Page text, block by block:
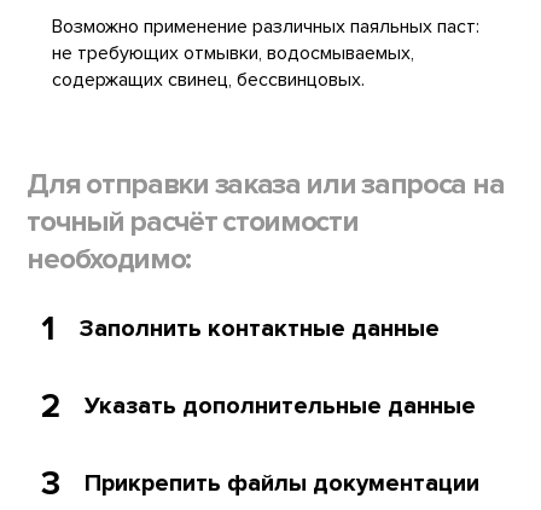
Возможно применение различных паяльных паст:
не требующих отмывки, водосмываемых,
содержащих свинец, бессвинцовых.
Для отправки заказа или запроса на
точный расчёт стоимости
необходимо:
1 Заполнить контактные данные
2 Указать дополнительные данные
3 Прикрепить файлы документации